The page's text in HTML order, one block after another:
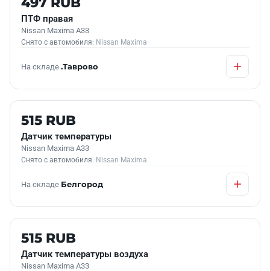
ПТФ правая
Nissan Maxima A33
Снято с автомобиля: Nissan Maxima
На складе .Таврово
Б/У В НАЛИЧИИ
515 RUB
Датчик температуры
Nissan Maxima A33
Снято с автомобиля: Nissan Maxima
На складе Белгород
Б/У В НАЛИЧИИ
515 RUB
Датчик температуры воздуха
Nissan Maxima A33